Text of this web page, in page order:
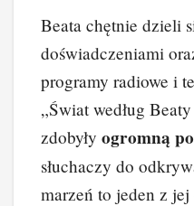
Beata chętnie dzieli
doświadczeniami
programy radiowe i
„Świat według
zdobyły ogromną
słuchaczy do
marzeń to jeden z